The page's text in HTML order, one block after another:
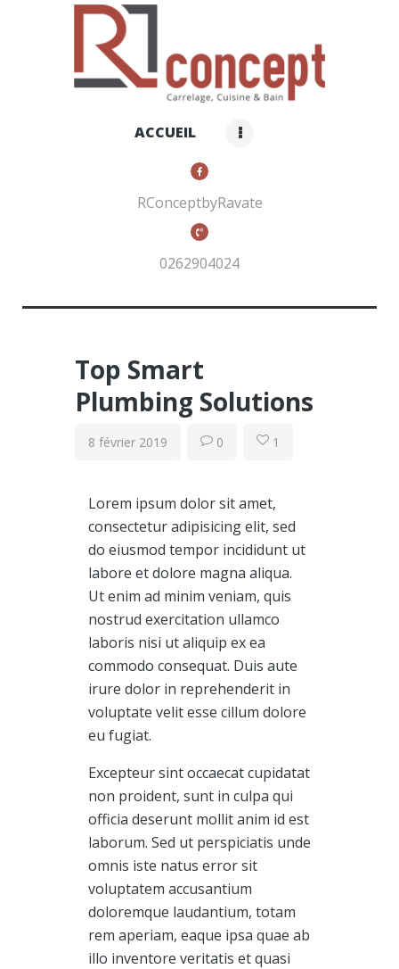
ACCUEIL
RConceptbyRavate
0262904024
RCONCEPT BY RAVATE
Carrelage, cuisines et bain
ACCUEIL
QUI SOMMES-NOUS ?
Top Smart
Plumbing Solutions
8 février 2019 0 1
Lorem ipsum dolor sit amet,
consectetur adipisicing elit, sed
do eiusmod tempor incididunt ut
labore et dolore magna aliqua.
Ut enim ad minim veniam, quis
nostrud exercitation ullamco
laboris nisi ut aliquip ex ea
commodo consequat. Duis aute
irure dolor in reprehenderit in
voluptate velit esse cillum dolore
eu fugiat.
Excepteur sint occaecat cupidatat
non proident, sunt in culpa qui
officia deserunt mollit anim id est
laborum. Sed ut perspiciatis unde
omnis iste natus error sit
voluptatem accusantium
doloremque laudantium, totam
rem aperiam, eaque ipsa quae ab
illo inventore veritatis et quasi